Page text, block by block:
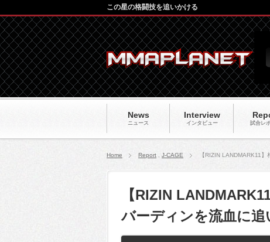
News
ニュース
Interview
インタビュー 試合レ
この星の格闘技を追いかける
Home Report J-CAGE 【RIZIN LANDMARK11
【RIZIN
バーディンを流血に追